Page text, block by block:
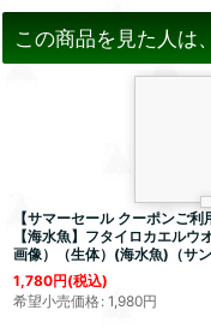
この商品を見た人は
【サマーセール クーポンご利
【海水魚】フタイロカエル
画像）（生体）(海水魚)（サン
1,780円(税込)
希望小売価格: 1,980円